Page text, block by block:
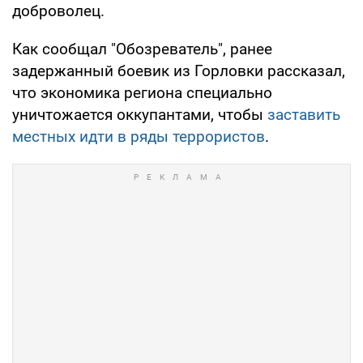
доброволец.
Как сообщал "Обозреватель", ранее
задержанный боевик из Горловки рассказал,
что экономика региона специально
уничтожается оккупантами, чтобы заставить
местных идти в ряды террористов.